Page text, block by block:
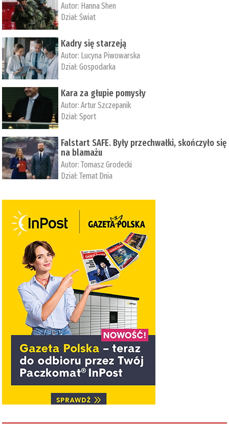
Autor: ­Hanna Shen
Dział:Świat
Kadry się starzeją
Autor: Lucyna Piwowarska
Dział:Gospodarka
Kara za głupie pomysły
Autor:Artur Szczepanik
Dział:Sport
Falstart SAFE. Były przechwałki, skończyło się
na blamażu
Autor:Tomasz Grodecki
Dział:Temat Dnia